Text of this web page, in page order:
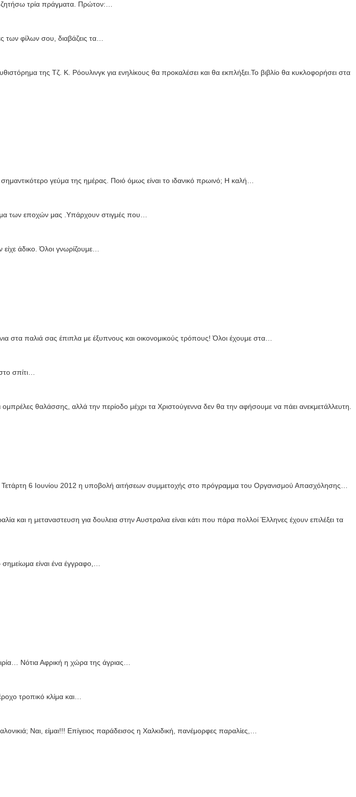
τρία πράγματα. Πρώτον:…
των φίλων σου, διαβάζεις τα…
της Τζ. Κ. Ρόουλινγκ για ενηλίκους θα προκαλέσει και θα εκπλήξει.Το βιβλίο θα κυκλοφορήσει στα
γεύμα της ημέρας. Ποιό όμως είναι το ιδανικό πρωινό; Η καλή…
των εποχών μας .Υπάρχουν στιγμές που…
είχε άδικο. Όλοι γνωρίζουμε…
στα παλιά σας έπιπλα με έξυπνους και οικονομικούς τρόπους! Όλοι έχουμε στα…
σπίτι…
θαλάσσης, αλλά την περίοδο μέχρι τα Χριστούγεννα δεν θα την αφήσουμε να πάει ανεκμετάλλευτη.
Τετάρτη 6 Ιουνίου 2012 η υποβολή αιτήσεων συμμετοχής στο πρόγραμμα του Οργανισμού Απασχόλησης…
και η μεταναστευση για δουλεια στην Αυστραλια είναι κάτι που πάρα πολλοί Έλληνες έχουν επιλέξει τα
είναι ένα έγγραφο,…
Νότια Αφρική η χώρα της άγριας…
τροπικό κλίμα και…
Ναι, είμαι!!! Επίγειος παράδεισος η Χαλκιδική, πανέμορφες παραλίες,…